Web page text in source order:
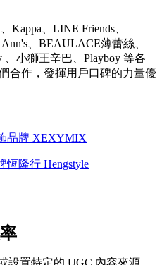
、LINE Friends、
、BEAULACE薄蕾絲、
小獅王辛巴、Playboy 等各
合作，發揮用戶口碑的力量優
品牌 XEXYMIX
恆隆行 Hengstyle
設置特定的 UGC 內容來源